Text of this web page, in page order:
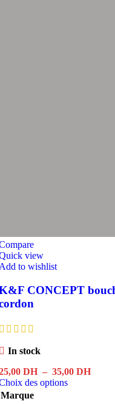
view
to wishlist
CONCEPT
In stock
DH – 35,00 DHPlage
des optionsCe
Marque